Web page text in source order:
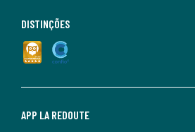
APP LA REDOUTE
DISTINÇÕES